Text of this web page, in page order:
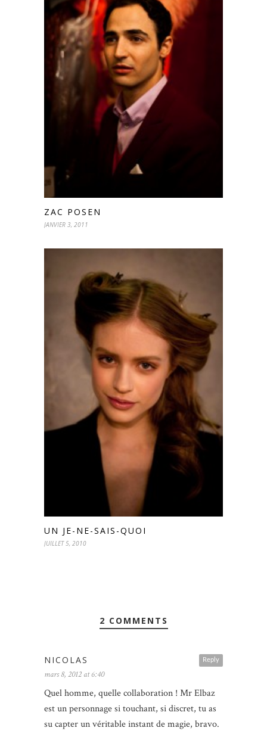
ZAC POSEN
JANVIER 3, 2011
UN JE-NE-SAIS-QUOI
JUILLET 5, 2010
2 COMMENTS
Reply
NICOLAS
mars 8, 2012 at 6:40
Quel homme, quelle collaboration ! Mr Elbaz
est un personnage si touchant, si discret, tu as
su capter un véritable instant de magie, bravo.